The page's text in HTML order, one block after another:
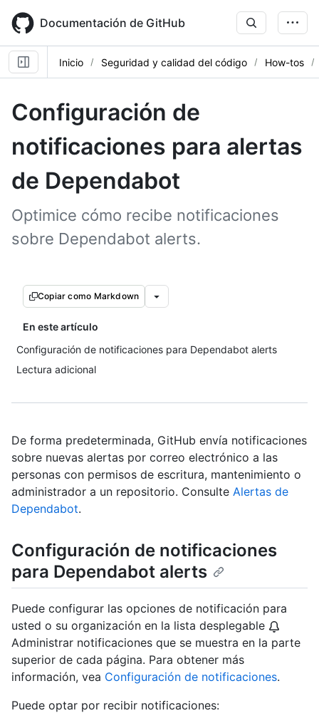
main
content
Documentación de GitHub
Inicio Seguridad y calidad del código How-tos
Configuración de
notificaciones para alertas
de Dependabot
Optimice cómo recibe notificaciones
sobre Dependabot alerts.
Copiar como Markdown
En este artículo
Configuración de notificaciones para Dependabot alerts
Lectura adicional
De forma predeterminada, GitHub envía notificaciones
sobre nuevas alertas por correo electrónico a las
personas con permisos de escritura, mantenimiento o
administrador a un repositorio. Consulte Alertas de
Dependabot.
Configuración de notificaciones
para Dependabot alerts
Puede configurar las opciones de notificación para
usted o su organización en la lista desplegable
Administrar notificaciones que se muestra en la parte
superior de cada página. Para obtener más
información, vea Configuración de notificaciones.
Puede optar por recibir notificaciones: